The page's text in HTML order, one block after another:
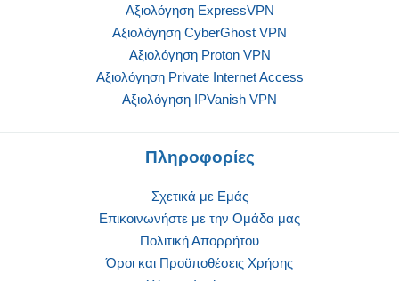
Αξιολόγηση ExpressVPN
Αξιολόγηση CyberGhost VPN
Αξιολόγηση Proton VPN
Αξιολόγηση Private Internet Access
Αξιολόγηση IPVanish VPN
Πληροφορίες
Σχετικά με Εμάς
Επικοινωνήστε με την Oμάδα μας
Πολιτική Απορρήτου
Όροι και Προϋποθέσεις Χρήσης